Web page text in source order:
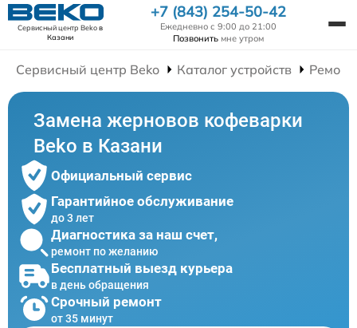
Сервисный центр Bekoв
Казани
+7 (843) 254-50-42
Ежедневно с 9:00 до 21:00
Позвонить мне утром
Сервисный центр Beko Каталог устройств
Замена жерновов кофеварки
Beko в Казани
Официальный сервис
Гарантийное обслуживание
до 3 лет
Диагностика за наш счет,
ремонт по желанию
Бесплатный выезд курьера
в день обращения
Срочный ремонт
от 35 минут